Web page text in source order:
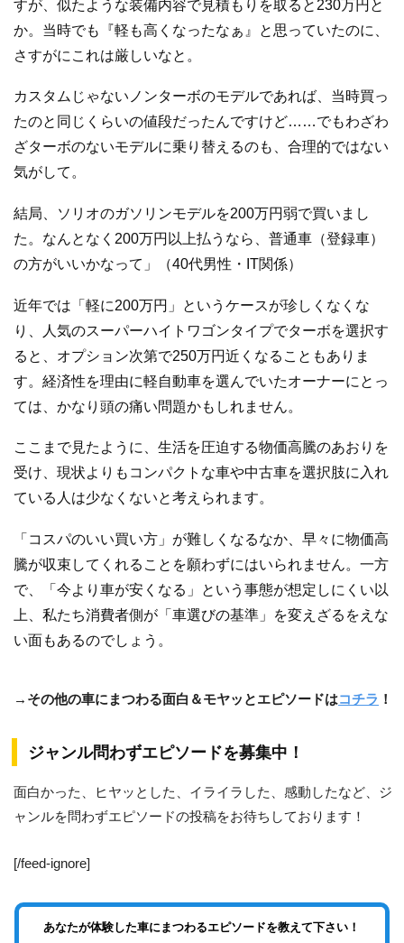
すが、似たような装備内容で見積もりを取ると230万円と
か。当時でも『軽も高くなったなぁ』と思っていたのに、
さすがにこれは厳しいなと。
カスタムじゃないノンターボのモデルであれば、当時買っ
たのと同じくらいの値段だったんですけど……でもわざわ
ざターボのないモデルに乗り替えるのも、合理的ではない
気がして。
結局、ソリオのガソリンモデルを200万円弱で買いまし
た。なんとなく200万円以上払うなら、普通車（登録車）
の方がいいかなって」（40代男性・IT関係）
近年では「軽に200万円」というケースが珍しくなくな
り、人気のスーパーハイトワゴンタイプでターボを選択す
ると、オプション次第で250万円近くなることもありま
す。経済性を理由に軽自動車を選んでいたオーナーにとっ
ては、かなり頭の痛い問題かもしれません。
ここまで見たように、生活を圧迫する物価高騰のあおりを
受け、現状よりもコンパクトな車や中古車を選択肢に入れ
ている人は少なくないと考えられます。
「コスパのいい買い方」が難しくなるなか、早々に物価高
騰が収束してくれることを願わずにはいられません。一方
で、「今より車が安くなる」という事態が想定しにくい以
上、私たち消費者側が「車選びの基準」を変えざるをえな
い面もあるのでしょう。
→その他の車にまつわる面白＆モヤッとエピソードはコチラ ！
ジャンル問わずエピソードを募集中！
面白かった、ヒヤッとした、イライラした、感動したなど、ジ
ャンルを問わずエピソードの投稿をお待ちしております！
[/feed-ignore]
あなたが体験した車にまつわるエピソードを教えて下さい！